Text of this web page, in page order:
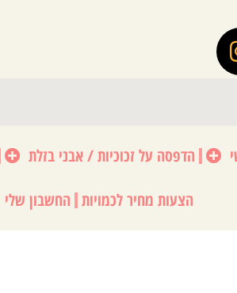
הדפסה על זכוכיות / אבני בזלת
הצעות מחיר לכמויות החשבון שלי